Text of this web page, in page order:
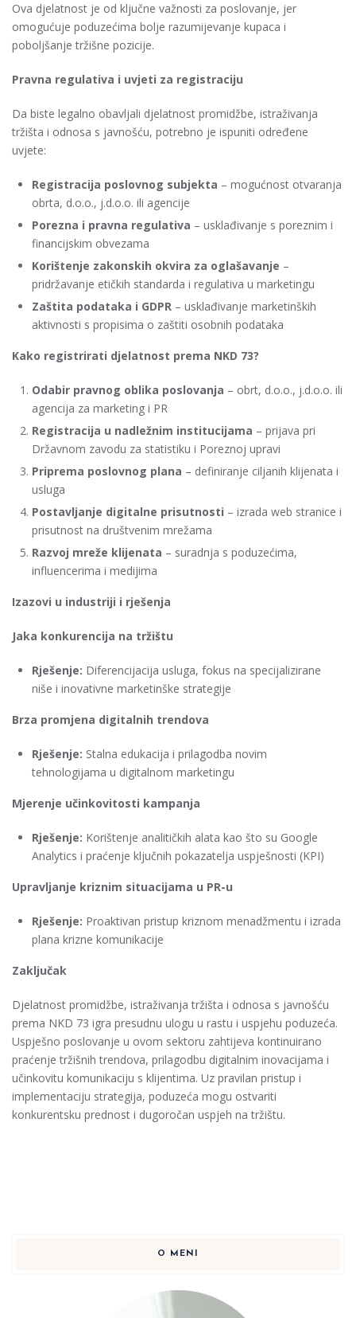
Ova djelatnost je od ključne važnosti za poslovanje, jer
omogućuje poduzećima bolje razumijevanje kupaca i
poboljšanje tržišne pozicije.
Pravna regulativa i uvjeti za registraciju
Da biste legalno obavljali djelatnost promidžbe, istraživanja
tržišta i odnosa s javnošću, potrebno je ispuniti određene
uvjete:
Registracija poslovnog subjekta – mogućnost otvaranja
obrta, d.o.o., j.d.o.o. ili agencije
Porezna i pravna regulativa – usklađivanje s poreznim i
financijskim obvezama
Korištenje zakonskih okvira za oglašavanje –
pridržavanje etičkih standarda i regulativa u marketingu
Zaštita podataka i GDPR – usklađivanje marketinških
aktivnosti s propisima o zaštiti osobnih podataka
Kako registrirati djelatnost prema NKD 73?
Odabir pravnog oblika poslovanja – obrt, d.o.o., j.d.o.o. ili
agencija za marketing i PR
Registracija u nadležnim institucijama – prijava pri
Državnom zavodu za statistiku i Poreznoj upravi
Priprema poslovnog plana – definiranje ciljanih klijenata i
usluga
Postavljanje digitalne prisutnosti – izrada web stranice i
prisutnost na društvenim mrežama
Razvoj mreže klijenata – suradnja s poduzećima,
influencerima i medijima
Izazovi u industriji i rješenja
Jaka konkurencija na tržištu
Rješenje: Diferencijacija usluga, fokus na specijalizirane
niše i inovativne marketinške strategije
Brza promjena digitalnih trendova
Rješenje: Stalna edukacija i prilagodba novim
tehnologijama u digitalnom marketingu
Mjerenje učinkovitosti kampanja
Rješenje: Korištenje analitičkih alata kao što su Google
Analytics i praćenje ključnih pokazatelja uspješnosti (KPI)
Upravljanje kriznim situacijama u PR-u
Rješenje: Proaktivan pristup kriznom menadžmentu i izrada
plana krizne komunikacije
Zaključak
Djelatnost promidžbe, istraživanja tržišta i odnosa s javnošću
prema NKD 73 igra presudnu ulogu u rastu i uspjehu poduzeća.
Uspješno poslovanje u ovom sektoru zahtijeva kontinuirano
praćenje tržišnih trendova, prilagodbu digitalnim inovacijama i
učinkovitu komunikaciju s klijentima. Uz pravilan pristup i
implementaciju strategija, poduzeća mogu ostvariti
konkurentsku prednost i dugoročan uspjeh na tržištu.
O MENI